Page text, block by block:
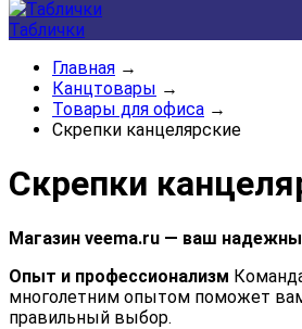
Таблички
Главная →
Канцтовары →
Товары для офиса →
Скрепки канцелярские
Скрепки
Магазин veema.ru — ваш
Опыт и профессионализм
многолетним опытом поможет
правильный выбор.